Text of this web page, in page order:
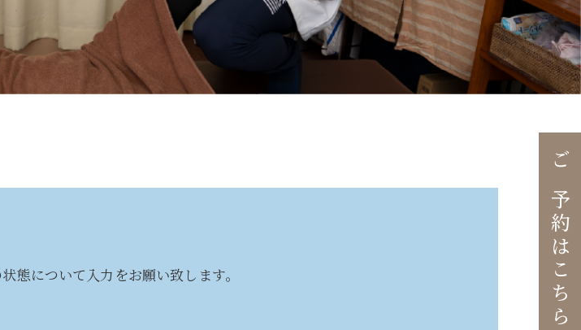
ご予約はこちら
態について入力をお願い致します。